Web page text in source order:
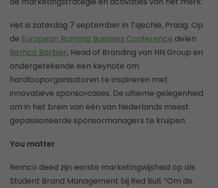
Het is zaterdag 7 september in Tsjechië, Praag. Op
de European Running Business Conference delen
Remco Barbier, Head of Branding van NN Group en
ondergetekende een keynote om
hardlooporganisatoren te inspireren met
innovatieve sponsorcases. De ultieme gelegenheid
om in het brein van één van Nederlands meest
gepassioneerde sponsormanagers te kruipen.
You matter
Remco deed zijn eerste marketingwijsheid op als
Student Brand Management bij Red Bull. “Om de